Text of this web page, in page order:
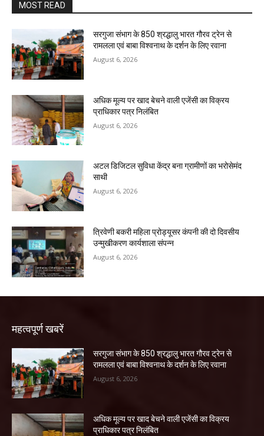
MOST READ
सरगुजा संभाग के 850 श्रद्धालु भारत गौरव ट्रेन से
रामलला एवं बाबा विश्वनाथ के दर्शन के लिए रवाना
August 6, 2026
अधिक मूल्य पर खाद बेचने वाली एजेंसी का विक्रय
प्राधिकार पत्र निलंबित
August 6, 2026
अटल डिजिटल सुविधा केंद्र बना ग्रामीणों का भरोसेमंद
साथी
August 6, 2026
त्रिवेणी बकरी महिला प्रोड्यूसर कंपनी की दो दिवसीय
उन्मुखीकरण कार्यशाला संपन्न
August 6, 2026
महत्वपूर्ण खबरें
सरगुजा संभाग के 850 श्रद्धालु भारत गौरव ट्रेन से
रामलला एवं बाबा विश्वनाथ के दर्शन के लिए रवाना
August 6, 2026
अधिक मूल्य पर खाद बेचने वाली एजेंसी का विक्रय
प्राधिकार पत्र निलंबित